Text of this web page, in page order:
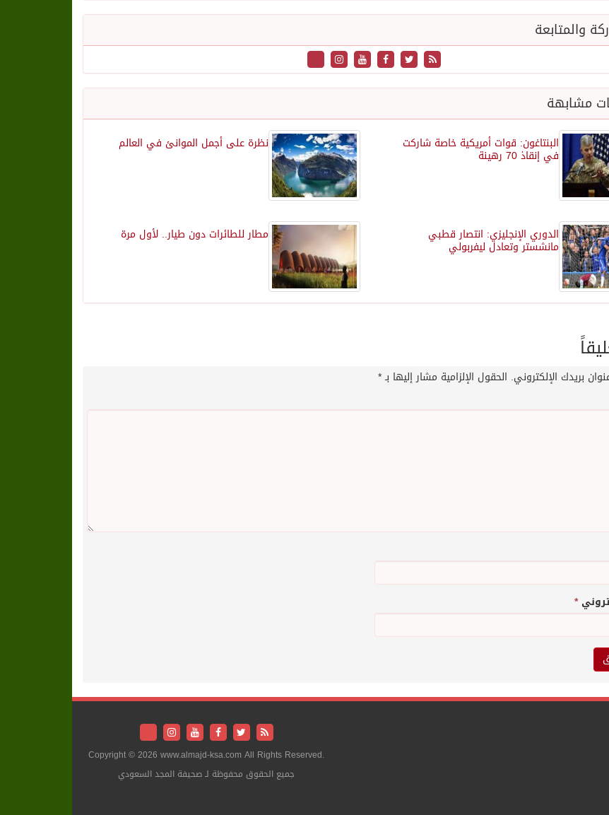
والمتابعة
مشابهة
نظرة على أجمل الموانئ في العالم البنتاغون: قوات أمريكية خاصة شاركت
في إنقاذ 70 رهينة
مطار للطائرات دون طيار.. لأول مرة الدوري الإنجليزي: انتصار قطبي
مانشستر وتعادل ليفربولي
بريدك الإلكتروني. الحقول الإلزامية مشار إليها بـ*
*
Copyright © 2026 www.almajd-ksa.com All Rights Reserved.
جميع الحقوق محفوظة لـ صحيفة المجد السعودي